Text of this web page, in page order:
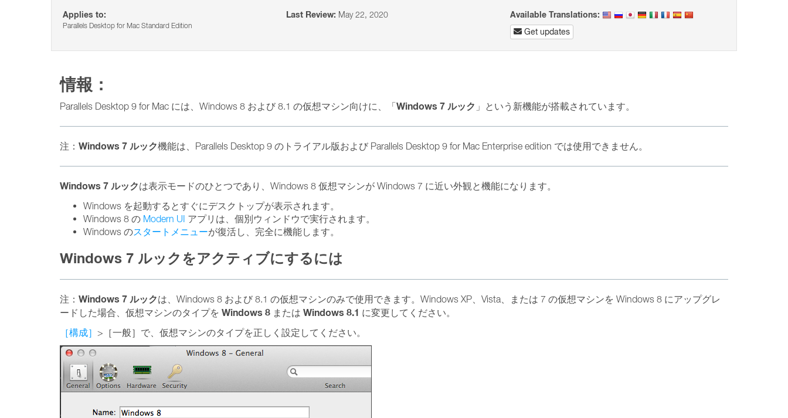
Applies to:
Parallels Desktop for Mac Standard Edition
Last Review: May 22, 2020
Available Translations:
Get updates
情報：
Parallels Desktop 9 for Mac には、Windows 8 および 8.1 の仮想マシン向けに、「Windows 7 ルック 」という新機能が搭載されています。
注： Windows 7 ルック機能は、Parallels Desktop 9 のトライアル版および Parallels Desktop 9 for Mac Enterprise edition では使用できません。
Windows 7 ルックは表示モードのひとつであり、Windows 8 仮想マシンが Windows 7 に近い外観と機能になります。
Windows を起動するとすぐにデスクトップが表示されます。
Windows 8 の Modern UI アプリは、個別ウィンドウで実行されます。
Windows のスタートメニューが復活し、完全に機能します。
Windows 7 ルックをアクティブにするには
注： Windows 7 ルックは、Windows 8 および 8.1 の仮想マシンのみで使用できます。Windows XP、Vista、または 7 の仮想マシンを Windows 8 にアップグレ
ードした場合、仮想マシンのタイプを Windows 8 または Windows 8.1 に変更してください。
［構成］ >［一般］で、仮想マシンのタイプを正しく設定してください。